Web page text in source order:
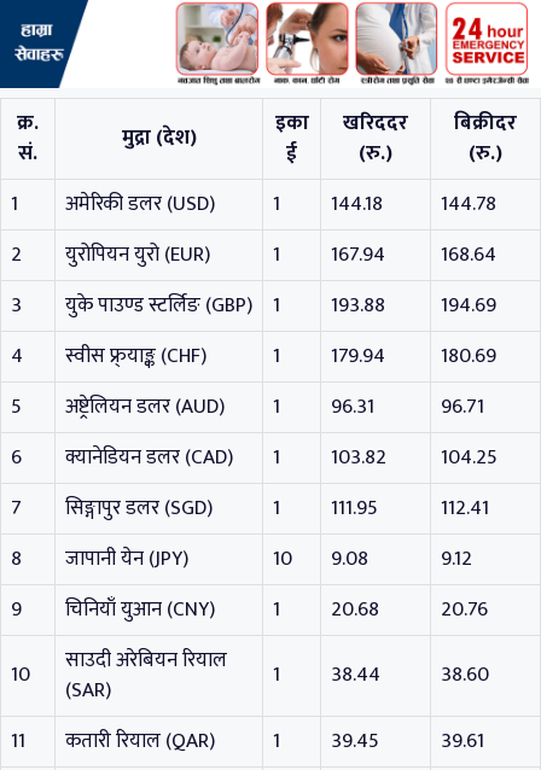
क्र.
सं.
मुद्रा (देश)
इका
ई
खरिददर
(रु.)
बिक्रीदर
(रु.)
1
अमेरिकी डलर (USD) 1 144.18
144.78
2
युरोपियन युरो (EUR) 1 167.94
168.64
3
युके पाउण्ड स्टर्लिङ (GBP) 1 193.88
194.69
4
स्वीस फ्र्याङ्क (CHF) 1 179.94
180.69
5
अष्ट्रेलियन डलर (AUD) 1 96.31
96.71
6
क्यानेडियन डलर (CAD) 1 103.82
104.25
7
सिङ्गापुर डलर (SGD) 1 111.95
112.41
8
जापानी येन (JPY) 10 9.08
9.12
9
चिनियाँ युआन (CNY) 1 20.68
20.76
10
साउदी अरेबियन रियाल
(SAR)
1 38.44
38.60
11
कतारी रियाल (QAR) 1 39.45
39.61